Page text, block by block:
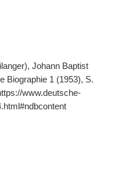
Johann Baptist
Biographie 1 (1953), S.
www.deutsche-